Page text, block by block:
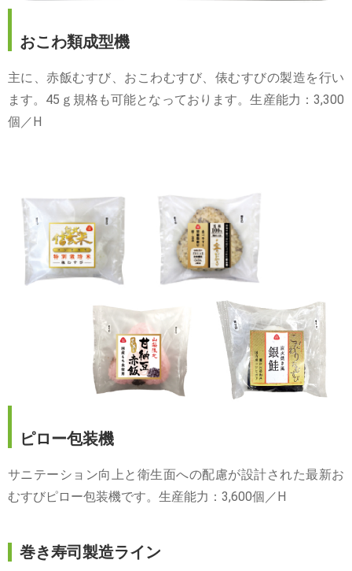
おこわ類成型機
主に、赤飯むすび、おこわむすび、俵むすびの製造を行い
ます。45ｇ規格も可能となっております。生産能力：3,300
個／H
ピロー包装機
サニテーション向上と衛生面への配慮が設計された最新お
むすびピロー包装機です。生産能力：3,600個／H
巻き寿司製造ライン